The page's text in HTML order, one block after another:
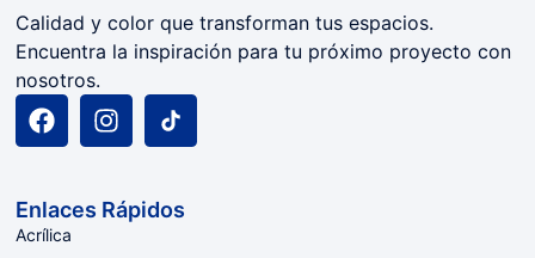
Calidad y color que transforman tus espacios.
Encuentra la inspiración para tu próximo proyecto con
nosotros.
Enlaces Rápidos
Acrílica